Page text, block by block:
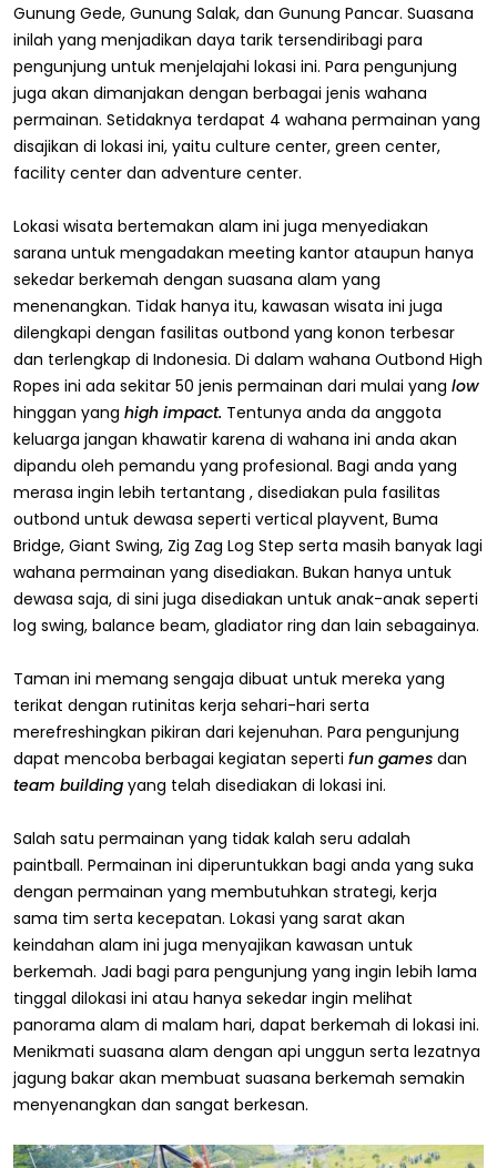
Gunung Gede, Gunung Salak, dan Gunung Pancar. Suasana
inilah yang menjadikan daya tarik tersendiribagi para
pengunjung untuk menjelajahi lokasi ini. Para pengunjung
juga akan dimanjakan dengan berbagai jenis wahana
permainan. Setidaknya terdapat 4 wahana permainan yang
disajikan di lokasi ini, yaitu culture center, green center,
facility center dan adventure center.
Lokasi wisata bertemakan alam ini juga menyediakan
sarana untuk mengadakan meeting kantor ataupun hanya
sekedar berkemah dengan suasana alam yang
menenangkan. Tidak hanya itu, kawasan wisata ini juga
dilengkapi dengan fasilitas outbond yang konon terbesar
dan terlengkap di Indonesia. Di dalam wahana Outbond High
Ropes ini ada sekitar 50 jenis permainan dari mulai yang low
hinggan yang high impact. Tentunya anda da anggota
keluarga jangan khawatir karena di wahana ini anda akan
dipandu oleh pemandu yang profesional. Bagi anda yang
merasa ingin lebih tertantang , disediakan pula fasilitas
outbond untuk dewasa seperti vertical playvent, Buma
Bridge, Giant Swing, Zig Zag Log Step serta masih banyak lagi
wahana permainan yang disediakan. Bukan hanya untuk
dewasa saja, di sini juga disediakan untuk anak-anak seperti
log swing, balance beam, gladiator ring dan lain sebagainya.
Taman ini memang sengaja dibuat untuk mereka yang
terikat dengan rutinitas kerja sehari-hari serta
merefreshingkan pikiran dari kejenuhan. Para pengunjung
dapat mencoba berbagai kegiatan seperti fun games dan
team building yang telah disediakan di lokasi ini.
Salah satu permainan yang tidak kalah seru adalah
paintball. Permainan ini diperuntukkan bagi anda yang suka
dengan permainan yang membutuhkan strategi, kerja
sama tim serta kecepatan. Lokasi yang sarat akan
keindahan alam ini juga menyajikan kawasan untuk
berkemah. Jadi bagi para pengunjung yang ingin lebih lama
tinggal dilokasi ini atau hanya sekedar ingin melihat
panorama alam di malam hari, dapat berkemah di lokasi ini.
Menikmati suasana alam dengan api unggun serta lezatnya
jagung bakar akan membuat suasana berkemah semakin
menyenangkan dan sangat berkesan.